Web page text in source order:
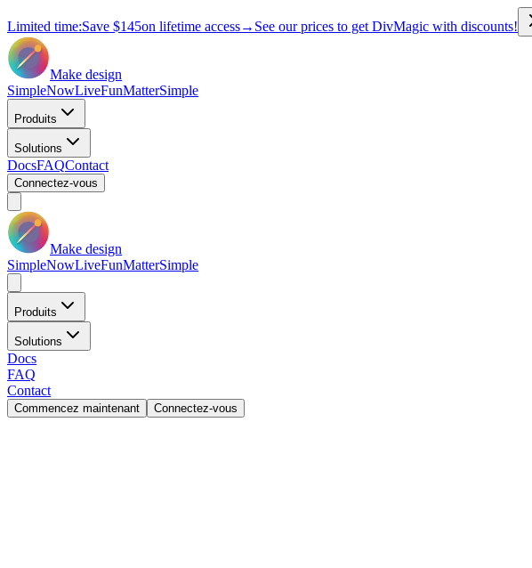
Limited time:Save $145on lifetime access→ See our prices to get DivMagic with discounts!
Make design
SimpleNowLiveFunMatterSimple
Produits
Solutions
DocsFAQContact
Connectez-vous
Make design
SimpleNowLiveFunMatterSimple
Produits
Solutions
Docs
FAQ
Contact
Commencez maintenant Connectez-vous